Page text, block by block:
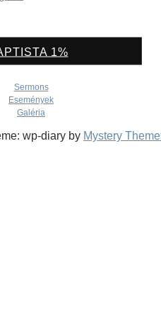
1%
Sermons
Események
Galéria
wp-diary by Mystery